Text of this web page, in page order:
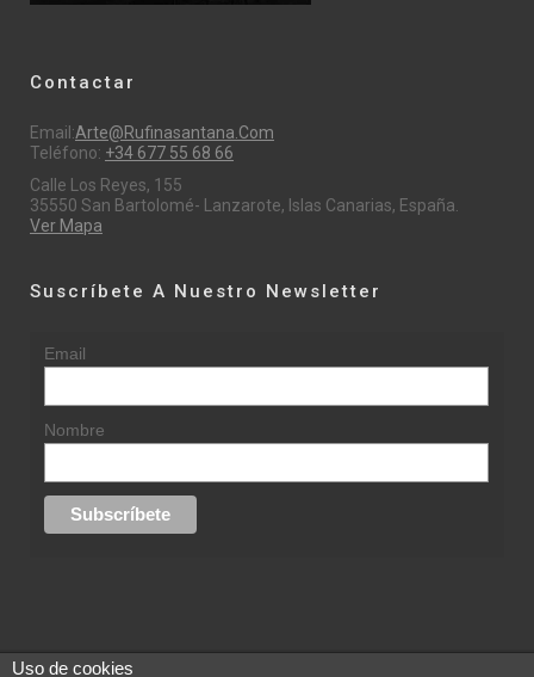
Contactar
Email:Arte@rufinasantana.com
Teléfono: +34 677 55 68 66
Calle Los Reyes, 155
35550 San Bartolomé- Lanzarote, Islas Canarias, España.
Ver Mapa
Suscríbete A Nuestro Newsletter
Email
Nombre
Uso de cookies